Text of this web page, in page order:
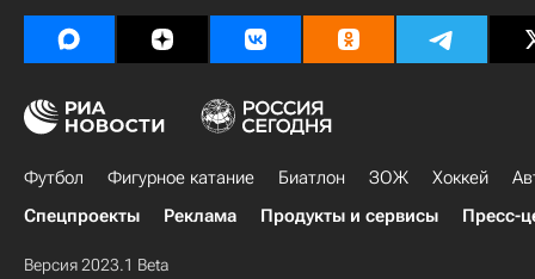
Футбол Фигурное катание Биатлон ЗОЖ Хоккей
Спецпроекты
Реклама Продукты и сервисы Пресс-
Версия 2023.1 Beta